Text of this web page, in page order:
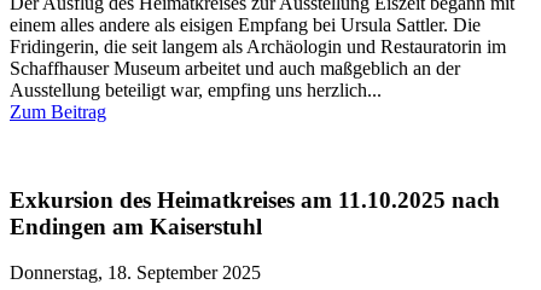
einem alles andere als eisigen Empfang bei Ursula Sattler. Die
Fridingerin, die seit langem als Archäologin und Restauratorin im
Schaffhauser Museum arbeitet und auch maßgeblich an der
Ausstellung beteiligt war, empfing uns herzlich...
Zum Beitrag
Exkursion des Heimatkreises am 11.10.2025 nach
Endingen am Kaiserstuhl
Donnerstag, 18. September 2025